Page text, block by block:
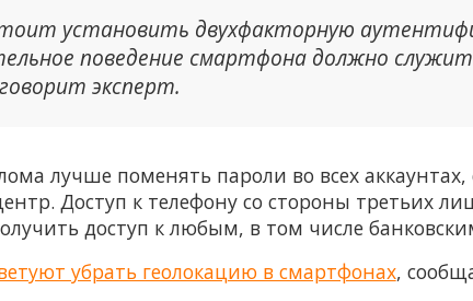
установить двухфакторную
поведение смартфона должно
эксперт.
лучше поменять пароли во всех
Доступ к телефону со стороны третьих
доступ к любым, в том числе
убрать геолокацию в смартфонах,